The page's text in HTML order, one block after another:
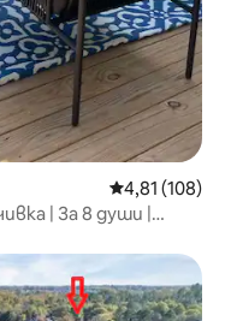
Средна
4,81 (108)
| За 8 души |